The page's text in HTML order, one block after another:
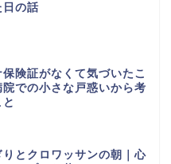
日の話
保険証がなくて気づいたこ
院での小さな戸惑いから考
りとクロワッサンの朝｜心